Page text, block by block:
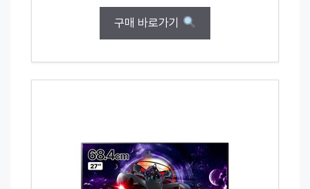
구매 바로가기